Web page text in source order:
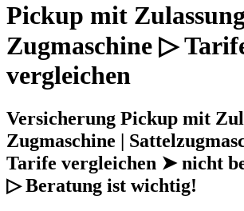
Pickup mit
Zugmaschine ▷
vergleichen
Versicherung Pickup mit
Zugmaschine |
Tarife vergleichen ➤ nicht
▷ Beratung ist wichtig!